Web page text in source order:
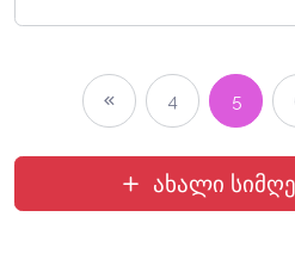
4 5
ახალი